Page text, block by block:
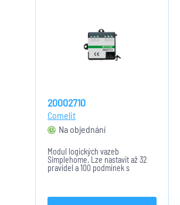
20002710
Comelit
Na objednání
Modul logických vazeb
Simplehome. Lze nastavit až 32
pravidel a 100 podmínek s
logickými operátory "AND", "OR".
ON/OFF, analogových hodnot,